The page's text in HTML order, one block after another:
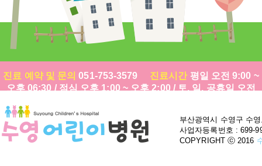
진료 예약 및 문의 051-753-3579 진료시간평일 오전 9:00 ~
오후 06:30 / 점심 오후 1:00 ~ 오후 2:00 / 토. 일. 공휴일 오전
부산광역시 수영구 수
사업자등록번호 : 699-
COPYRIGHT ⓒ 2016